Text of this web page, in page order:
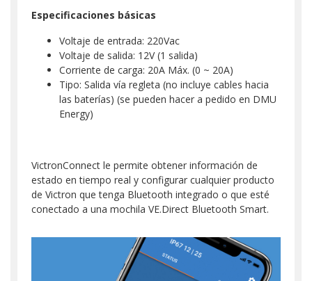
Especificaciones básicas
Voltaje de entrada: 220Vac
Voltaje de salida: 12V (1 salida)
Corriente de carga: 20A Máx. (0 ~ 20A)
Tipo: Salida vía regleta (no incluye cables hacia
las baterías) (se pueden hacer a pedido en DMU
Energy)
VictronConnect le permite obtener información de
estado en tiempo real y configurar cualquier producto
de Victron que tenga Bluetooth integrado o que esté
conectado a una mochila VE.Direct Bluetooth Smart.